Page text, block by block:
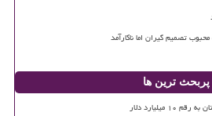
تصمیم گیران اما ناکارآمد
پربحث ترین ها
دلار